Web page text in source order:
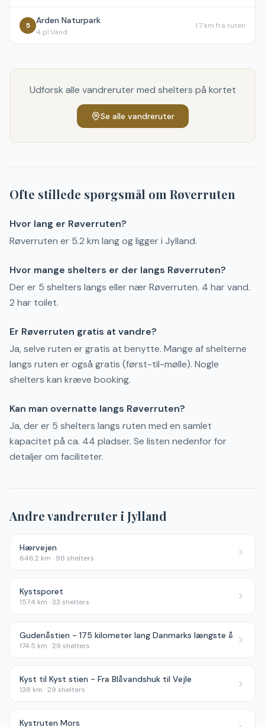
5 Arden Naturpark
4 pl.Vand
1.7 km fra ruten
Udforsk alle vandreruter med shelters på kortet
Se alle vandreruter
Ofte stillede spørgsmål om Røverruten
Hvor lang er Røverruten?
Røverruten er 5.2 km lang og ligger i Jylland.
Hvor mange shelters er der langs Røverruten?
Der er 5 shelters langs eller nær Røverruten. 4 har vand.
2 har toilet.
Er Røverruten gratis at vandre?
Ja, selve ruten er gratis at benytte. Mange af shelterne
langs ruten er også gratis (først-til-mølle). Nogle
shelters kan kræve booking.
Kan man overnatte langs Røverruten?
Ja, der er 5 shelters langs ruten med en samlet
kapacitet på ca. 44 pladser. Se listen nedenfor for
detaljer om faciliteter.
Andre vandreruter i Jylland
Hærvejen
646.2 km · 98 shelters
Kystsporet
157.4 km ·33 shelters
Gudenåstien - 175 kilometer lang Danmarks længste å
174.5 km ·29 shelters
Kyst til Kyst stien - Fra Blåvandshuk til Vejle
138 km ·29 shelters
Kystruten Mors